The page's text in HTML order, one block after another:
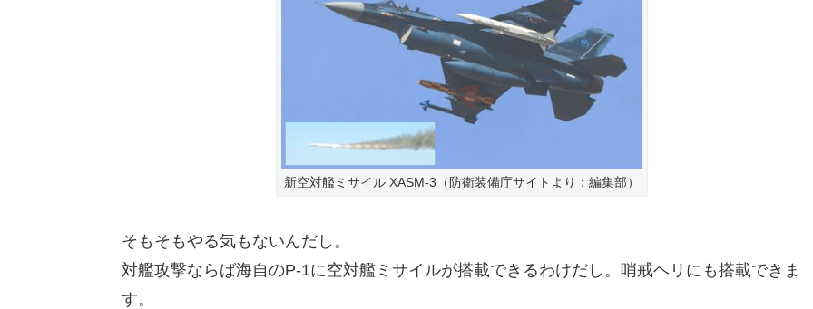
新空対艦ミサイル XASM-3（防衛装備庁サイトより：編集部）
そもそもやる気もないんだし。
対艦攻撃ならば海自のP-1に空対艦ミサイルが搭載できるわけだし。哨戒ヘリにも搭載できま
す。